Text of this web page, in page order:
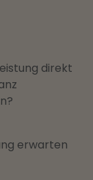
direkt
erwarten